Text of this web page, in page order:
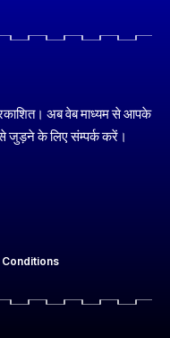
अब वेब माध्यम से आपके
जुड़ने के लिए संम्पर्क करें।